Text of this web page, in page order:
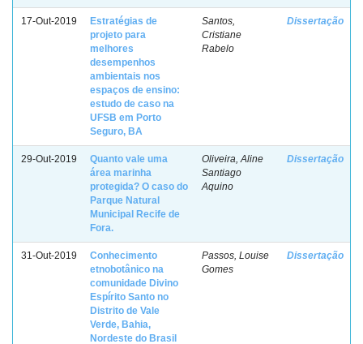
17-Out-2019
Estratégias de
projeto para
melhores
desempenhos
ambientais nos
espaços de ensino:
estudo de caso na
UFSB em Porto
Seguro, BA
Santos,
Cristiane
Rabelo
Dissertação
29-Out-2019
Quanto vale uma
área marinha
protegida? O caso do
Parque Natural
Municipal Recife de
Fora.
Oliveira, Aline
Santiago
Aquino
Dissertação
31-Out-2019
Conhecimento
etnobotânico na
comunidade Divino
Espírito Santo no
Distrito de Vale
Verde, Bahia,
Nordeste do Brasil
Passos, Louise
Gomes
Dissertação